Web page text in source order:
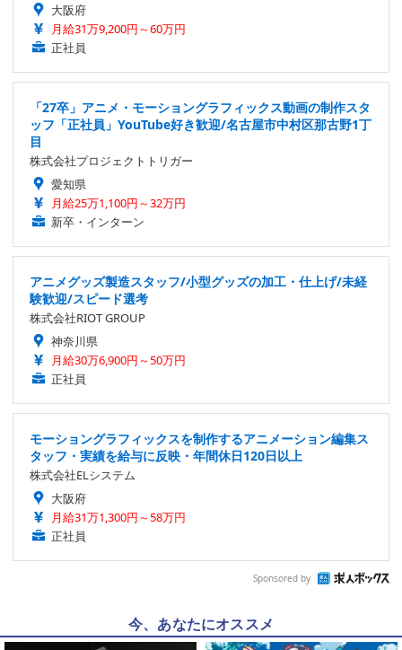
大阪府
月給31万9,200円～60万円
正社員
「27卒」アニメ・モーショングラフィックス動画の制作スタ
ッフ「正社員」YouTube好き歓迎/名古屋市中村区那古野1丁
目
株式会社プロジェクトトリガー
愛知県
月給25万1,100円～32万円
新卒・インターン
アニメグッズ製造スタッフ/小型グッズの加工・仕上げ/未経
験歓迎/スピード選考
株式会社RIOT GROUP
神奈川県
月給30万6,900円～50万円
正社員
モーショングラフィックスを制作するアニメーション編集ス
タッフ・実績を給与に反映・年間休日120日以上
株式会社ELシステム
大阪府
月給31万1,300円～58万円
正社員
Sponsored by
今、あなたにオススメ